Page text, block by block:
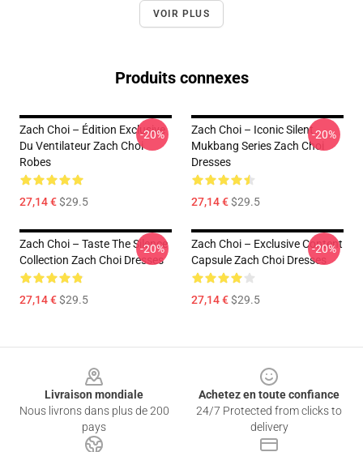
VOIR PLUS
Produits connexes
Zach Choi – Édition Exclusive
Du Ventilateur Zach Choi
Robes
27,14 €$29.5
-20%
Zach Choi – Iconic Silent
Mukbang Series Zach Choi
Dresses
27,14 €$29.5
-20%
Zach Choi – Taste The Silence
Collection Zach Choi Dresses
27,14 €$29.5
-20%
Zach Choi – Exclusive Content
Capsule Zach Choi Dresses
27,14 €$29.5
-20%
Livraison mondiale
Nous livrons dans plus de 200
pays
Achetez en toute confiance
24/7 Protected from clicks to
delivery